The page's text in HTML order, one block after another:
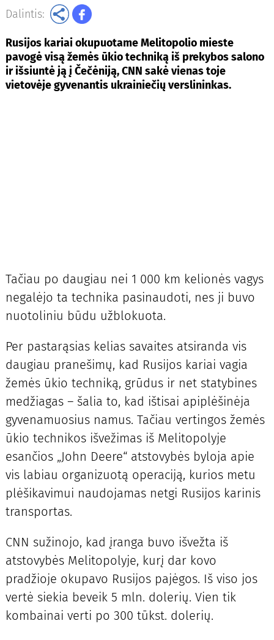
Dalintis:
Rusijos kariai okupuotame Melitopolio mieste
pavogė visą žemės ūkio techniką iš prekybos salono
ir išsiuntė ją į Čečėniją, CNN sakė vienas toje
vietovėje gyvenantis ukrainiečių verslininkas.
Tačiau po daugiau nei 1 000 km kelionės vagys
negalėjo ta technika pasinaudoti, nes ji buvo
nuotoliniu būdu užblokuota.
Per pastarąsias kelias savaites atsiranda vis
daugiau pranešimų, kad Rusijos kariai vagia
žemės ūkio techniką, grūdus ir net statybines
medžiagas – šalia to, kad ištisai apiplėšinėja
gyvenamuosius namus. Tačiau vertingos žemės
ūkio technikos išvežimas iš Melitopolyje
esančios „John Deere“ atstovybės byloja apie
vis labiau organizuotą operaciją, kurios metu
plėšikavimui naudojamas netgi Rusijos karinis
transportas.
CNN sužinojo, kad įranga buvo išvežta iš
atstovybės Melitopolyje, kurį dar kovo
pradžioje okupavo Rusijos pajėgos. Iš viso jos
vertė siekia beveik 5 mln. dolerių. Vien tik
kombainai verti po 300 tūkst. dolerių.